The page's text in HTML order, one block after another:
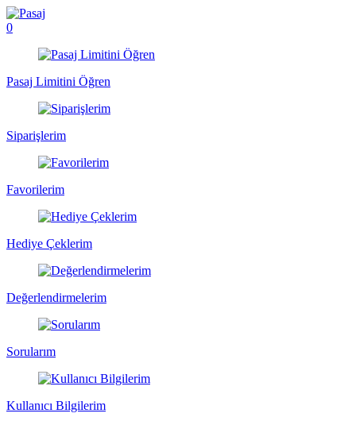
0
Pasaj Limitini Öğren
Siparişlerim
Favorilerim
Hediye Çeklerim
Değerlendirmelerim
Sorularım
Kullanıcı Bilgilerim